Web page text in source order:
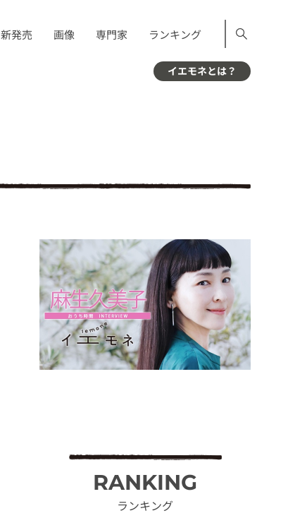
新発売 画像 専門家 ランキング
イエモネとは？
RANKING
ランキング